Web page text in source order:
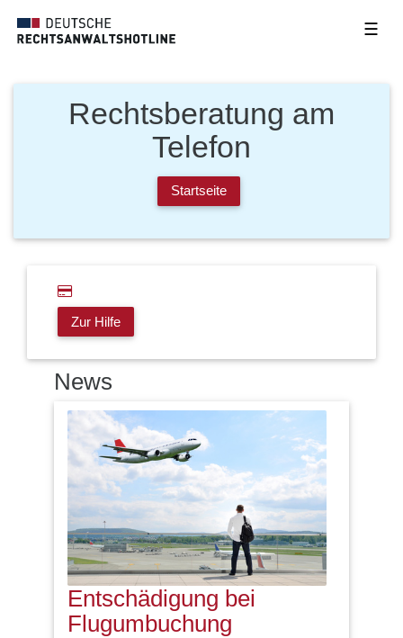
☰
Rechtsberatung am
Telefon
Startseite
Zur Hilfe
News
Entschädigung bei
Flugumbuchung